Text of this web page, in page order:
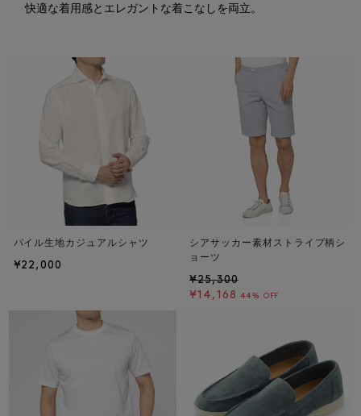
快適な着用感とエレガントな着こなしを両立。
パイル生地カジュアルシャツ
¥22,000
シアサッカー素材ストライプ柄シ
ョーツ
¥25,300
¥14,168 44% OFF